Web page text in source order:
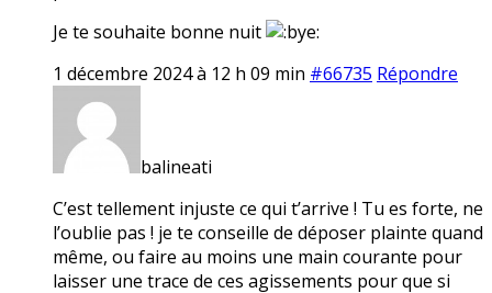
Je te souhaite bonne nuit
1 décembre 2024 à 12 h 09 min #66735 Répondre
balineati
C’est tellement injuste ce qui t’arrive ! Tu es forte, ne
l’oublie pas ! je te conseille de déposer plainte quand
même, ou faire au moins une main courante pour
laisser une trace de ces agissements pour que si